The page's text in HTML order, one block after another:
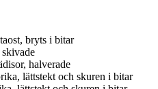
bryts i bitar
halverade
lättstekt och skuren i bitar